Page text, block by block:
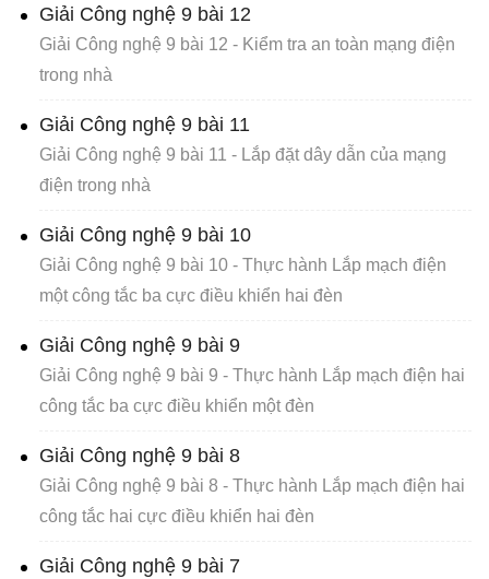
Giải Công nghệ 9 bài 12
Giải Công nghệ 9 bài 12 - Kiểm tra an toàn mạng điện
trong nhà
Giải Công nghệ 9 bài 11
Giải Công nghệ 9 bài 11 - Lắp đặt dây dẫn của mạng
điện trong nhà
Giải Công nghệ 9 bài 10
Giải Công nghệ 9 bài 10 - Thực hành Lắp mạch điện
một công tắc ba cực điều khiển hai đèn
Giải Công nghệ 9 bài 9
Giải Công nghệ 9 bài 9 - Thực hành Lắp mạch điện hai
công tắc ba cực điều khiển một đèn
Giải Công nghệ 9 bài 8
Giải Công nghệ 9 bài 8 - Thực hành Lắp mạch điện hai
công tắc hai cực điều khiển hai đèn
Giải Công nghệ 9 bài 7